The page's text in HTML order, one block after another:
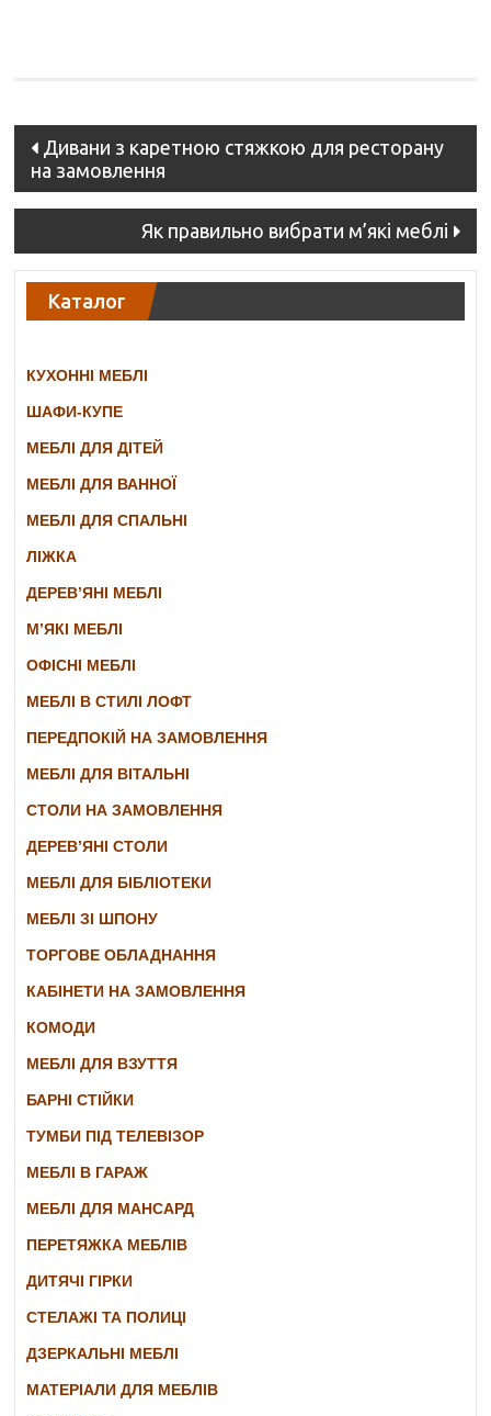
Post
navigation
Дивани з каретною стяжкою для ресторану
на замовлення
Як правильно вибрати м’які меблі
Каталог
КУХОННІ МЕБЛІ
ШАФИ-КУПЕ
МЕБЛІ ДЛЯ ДІТЕЙ
МЕБЛІ ДЛЯ ВАННОЇ
МЕБЛІ ДЛЯ СПАЛЬНІ
ЛІЖКА
ДЕРЕВ’ЯНІ МЕБЛІ
М’ЯКІ МЕБЛІ
ОФІСНІ МЕБЛІ
МЕБЛІ В СТИЛІ ЛОФТ
ПЕРЕДПОКІЙ НА ЗАМОВЛЕННЯ
МЕБЛІ ДЛЯ ВІТАЛЬНІ
СТОЛИ НА ЗАМОВЛЕННЯ
ДЕРЕВ’ЯНІ СТОЛИ
МЕБЛІ ДЛЯ БІБЛІОТЕКИ
МЕБЛІ ЗІ ШПОНУ
ТОРГОВЕ ОБЛАДНАННЯ
КАБІНЕТИ НА ЗАМОВЛЕННЯ
КОМОДИ
МЕБЛІ ДЛЯ ВЗУТТЯ
БАРНІ СТІЙКИ
ТУМБИ ПІД ТЕЛЕВІЗОР
МЕБЛІ В ГАРАЖ
МЕБЛІ ДЛЯ МАНСАРД
ПЕРЕТЯЖКА МЕБЛІВ
ДИТЯЧІ ГІРКИ
СТЕЛАЖІ ТА ПОЛИЦІ
ДЗЕРКАЛЬНІ МЕБЛІ
МАТЕРІАЛИ ДЛЯ МЕБЛІВ